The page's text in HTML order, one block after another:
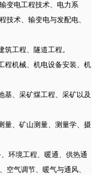
变电工程技术、电力系
技术、输变电与发配电、
工程、隧道工程。
程机械、机电设备安装、机
基、采矿煤工程、采矿以及
量、矿山测量、测量学、摄
环境工程、暖通、供热通
空气调节、暖气与通风、